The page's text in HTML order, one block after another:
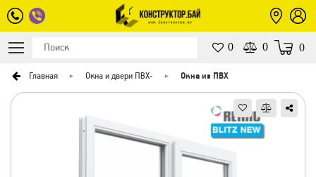
0 0 0
Главная Окна и двери ПВХ- Окна из ПВХ